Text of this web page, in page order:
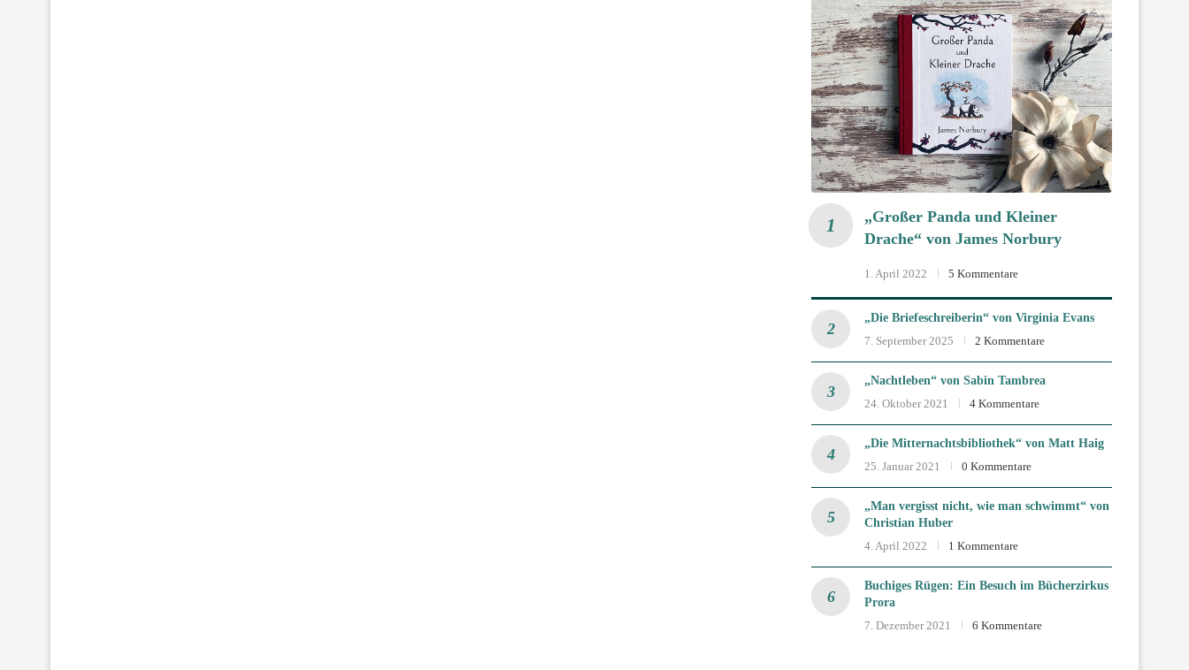
„Großer Panda und Kleiner
Drache“ von James Norbury
1. April 2022 5 Kommentare
„Die Briefeschreiberin“ von Virginia Evans
7. September 2025
2 Kommentare
„Nachtleben“ von Sabin Tambrea
24. Oktober 2021
4 Kommentare
„Die Mitternachtsbibliothek“ von Matt Haig
25. Januar 2021
0 Kommentare
„Man vergisst nicht, wie man schwimmt“ von
Christian Huber
4. April 2022
1 Kommentare
Buchiges Rügen: Ein Besuch im Bücherzirkus
Prora
7. Dezember 2021
6 Kommentare